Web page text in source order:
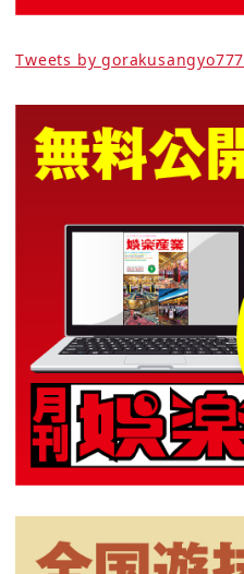
Tweets by gorakusangyo777